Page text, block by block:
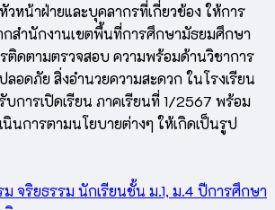
หน้าฝ่ายและบุคลากรที่เกี่ยวข้อง ให้การ
สำนักงานเขตพื้นที่การศึกษามัธยมศึกษา
ติดตามตรวจสอบ ความพร้อมด้านวิชาการ
อดภัย สิ่งอำนวยความสะดวก ในโรงเรียน
การเปิดเรียน ภาคเรียนที่ 1/2567 พร้อม
นินการตามนโยบายต่างๆ ให้เกิดเป็นรูป